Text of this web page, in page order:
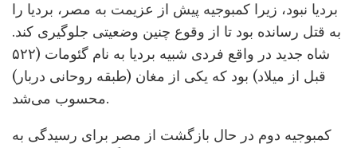
بردیا نبود، زیرا کمبوجیه پیش از عزیمت به مصر، بردیا را
به قتل رسانده بود تا از وقوع چنین وضعیتی جلوگیری کند.
شاه جدید در واقع فردی شبیه بردیا به نام گئومات (۵۲۲
قبل از میلاد) بود که یکی از مغان (طبقه روحانی دربار)
محسوب می‌شد.
کمبوجیه دوم در حال بازگشت از مصر برای رسیدگی به